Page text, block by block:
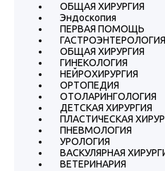
ОБЩАЯ ХИРУРГИЯ
Эндоскопия
ПЕРВАЯ ПОМОЩЬ
ГАСТРОЭНТЕРОЛОГИЯ
ОБЩАЯ ХИРУРГИЯ
ГИНЕКОЛОГИЯ
НЕЙРОХИРУРГИЯ
ОРТОПЕДИЯ
ОТОЛАРИНГОЛОГИЯ
ДЕТСКАЯ ХИРУРГИЯ
ПЛАСТИЧЕСКАЯ
ПНЕВМОЛОГИЯ
УРОЛОГИЯ
ВАСКУЛЯРНАЯ
ВЕТЕРИНАРИЯ